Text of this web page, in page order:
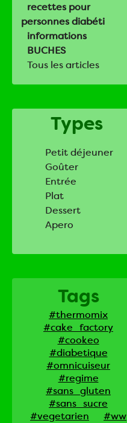
recettes pour
personnes diabéti
informations
BUCHES
Tous les articles
Types
Petit déjeuner
Goûter
Entrée
Plat
Dessert
Apero
Tags
#thermomix
#cake_factory
#cookeo
#diabetique
#omnicuiseur
#regime
#sans_gluten
#sans_sucre
#vegetarien
#ww